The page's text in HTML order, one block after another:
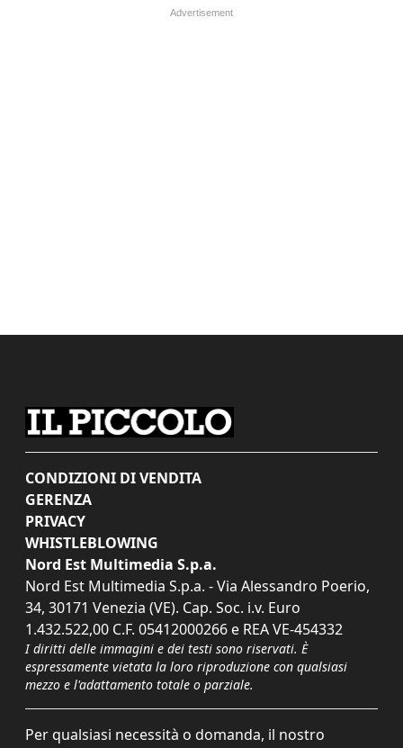
CONDIZIONI DI VENDITA
GERENZA
PRIVACY
WHISTLEBLOWING
Nord Est Multimedia S.p.a.
Nord Est Multimedia S.p.a. - Via Alessandro Poerio,
34, 30171 Venezia (VE). Cap. Soc. i.v. Euro
1.432.522,00 C.F. 05412000266 e REA VE-454332
I diritti delle immagini e dei testi sono riservati. È
espressamente vietata la loro riproduzione con qualsiasi
mezzo e l'adattamento totale o parziale.
Per qualsiasi necessità o domanda, il nostro